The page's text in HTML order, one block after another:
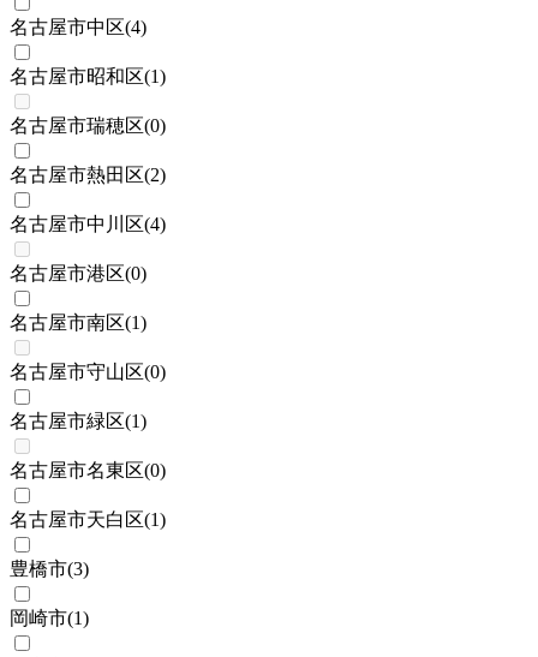
名古屋市中区(4)
名古屋市昭和区(1)
名古屋市瑞穂区(0)
名古屋市熱田区(2)
名古屋市中川区(4)
名古屋市港区(0)
名古屋市南区(1)
名古屋市守山区(0)
名古屋市緑区(1)
名古屋市名東区(0)
名古屋市天白区(1)
豊橋市(3)
岡崎市(1)